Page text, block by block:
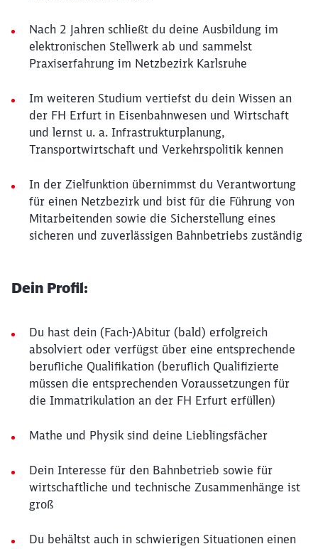
Nach 2 Jahren schließt du deine Ausbildung im
elektronischen Stellwerk ab und sammelst
Praxiserfahrung im Netzbezirk Karlsruhe
Im weiteren Studium vertiefst du dein Wissen an
der FH Erfurt in Eisenbahnwesen und Wirtschaft
und lernst u. a. Infrastrukturplanung,
Transportwirtschaft und Verkehrspolitik kennen
In der Zielfunktion übernimmst du Verantwortung
für einen Netzbezirk und bist für die Führung von
Mitarbeitenden sowie die Sicherstellung eines
sicheren und zuverlässigen Bahnbetriebs zuständig
Dein Profil:
Du hast dein (Fach-)Abitur (bald) erfolgreich
absolviert oder verfügst über eine entsprechende
berufliche Qualifikation (beruflich Qualifizierte
müssen die entsprechenden Voraussetzungen für
die Immatrikulation an der FH Erfurt erfüllen)
Mathe und Physik sind deine Lieblingsfächer
Dein Interesse für den Bahnbetrieb sowie für
wirtschaftliche und technische Zusammenhänge ist
groß
Du behältst auch in schwierigen Situationen einen